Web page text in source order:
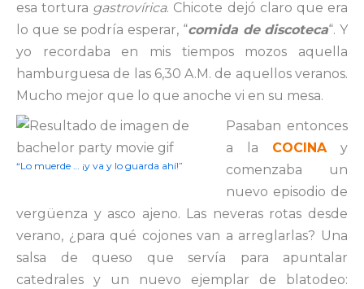
esa tortura gastrovírica. Chicote dejó claro que era
lo que se podría esperar, “comida de discoteca“. Y
yo recordaba en mis tiempos mozos aquella
hamburguesa de las 6,30 A.M. de aquellos veranos.
Mucho mejor que lo que anoche vi en su mesa.
“Lo muerde … ¡y va y lo guarda ahí!”
Pasaban entonces
a la COCINAy
comenzaba un
nuevo episodio de
vergüenza y asco ajeno. Las neveras rotas desde
verano, ¿para qué cojones van a arreglarlas? Una
salsa de queso que servía para apuntalar
catedrales y un nuevo ejemplar de blatodeo: